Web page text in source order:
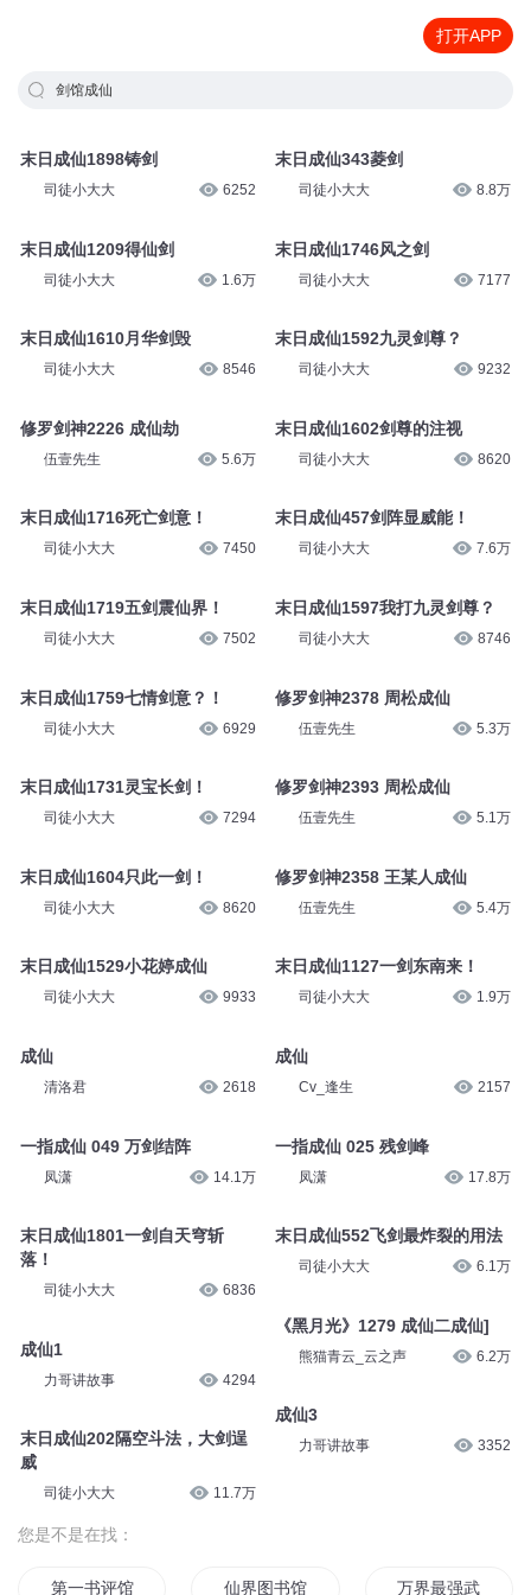
打开APP
剑馆成仙
末日成仙1898铸剑
司徒小大大 6252
末日成仙1209得仙剑
司徒小大大 1.6万
末日成仙1610月华剑毁
司徒小大大 8546
修罗剑神2226 成仙劫
伍壹先生 5.6万
末日成仙1716死亡剑意！
司徒小大大 7450
末日成仙1719五剑震仙界！
司徒小大大 7502
末日成仙1759七情剑意？！
司徒小大大 6929
末日成仙1731灵宝长剑！
司徒小大大 7294
末日成仙1604只此一剑！
司徒小大大 8620
末日成仙1529小花婷成仙
司徒小大大 9933
成仙
清洛君 2618
一指成仙 049 万剑结阵
凤潇 14.1万
末日成仙1801一剑自天穹斩
落！
司徒小大大 6836
成仙1
力哥讲故事 4294
末日成仙202隔空斗法，大剑逞
威
司徒小大大 11.7万
末日成仙343菱剑
司徒小大大 8.8万
末日成仙1746风之剑
司徒小大大 7177
末日成仙1592九灵剑尊？
司徒小大大 9232
末日成仙1602剑尊的注视
司徒小大大 8620
末日成仙457剑阵显威能！
司徒小大大 7.6万
末日成仙1597我打九灵剑尊？
司徒小大大 8746
修罗剑神2378 周松成仙
伍壹先生 5.3万
修罗剑神2393 周松成仙
伍壹先生 5.1万
修罗剑神2358 王某人成仙
伍壹先生 5.4万
末日成仙1127一剑东南来！
司徒小大大 1.9万
成仙
Cv_逢生 2157
一指成仙 025 残剑峰
凤潇 17.8万
末日成仙552飞剑最炸裂的用法
司徒小大大 6.1万
《黑月光》1279 成仙二成仙]
熊猫青云_云之声 6.2万
成仙3
力哥讲故事 3352
您是不是在找：
第一书评馆 仙界图书馆 万界最强武馆